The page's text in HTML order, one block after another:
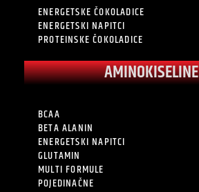
ENERGETSKE ČOKOLADICE
ENERGETSKI NAPITCI
PROTEINSKE ČOKOLADICE
AMINOKISELINE
BCAA
BETA ALANIN
ENERGETSKI NAPITCI
GLUTAMIN
MULTI FORMULE
POJEDINAČNE